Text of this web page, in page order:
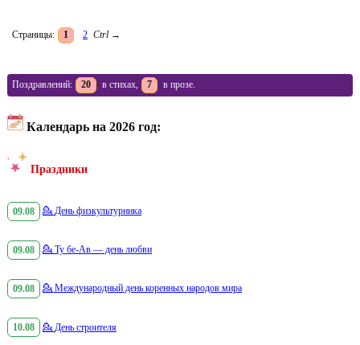
Страницы: 1 2 Ctrl →
Поздравлений: 20 в стихах, 7 в прозе.
Календарь на 2026 год:
Праздники
09.08 💁 День физкультурника
09.08 💁 Ту бе-Ав — день любви
09.08 💁 Международный день коренных народов мира
10.08 💁 День строителя